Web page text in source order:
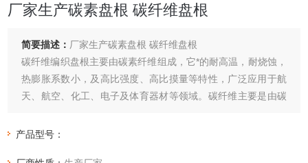
厂家生产碳素盘根 碳纤维盘根
简要描述： 厂家生产碳素盘根 碳纤维盘根
碳纤维编织盘根主要由碳素纤维组成，它*的耐高温，耐烧蚀，
热膨胀系数小，及高比强度、高比摸量等特性，广泛应用于航
天、航空、化工、电子及体育器材等领域。碳纤维主要是由碳
90%以上
产品型号：